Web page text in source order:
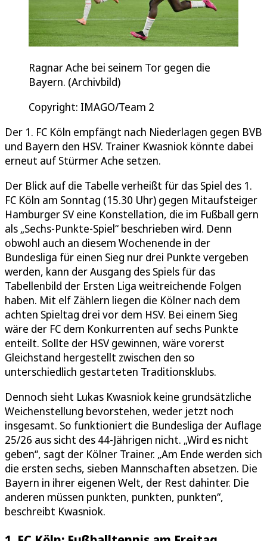
Ragnar Ache bei seinem Tor gegen die
Bayern. (Archivbild)
Copyright: IMAGO/Team 2
Der 1. FC Köln empfängt nach Niederlagen gegen BVB
und Bayern den HSV. Trainer Kwasniok könnte dabei
erneut auf Stürmer Ache setzen.
Der Blick auf die Tabelle verheißt für das Spiel des 1.
FC Köln am Sonntag (15.30 Uhr) gegen Mitaufsteiger
Hamburger SV eine Konstellation, die im Fußball gern
als „Sechs-Punkte-Spiel“ beschrieben wird. Denn
obwohl auch an diesem Wochenende in der
Bundesliga für einen Sieg nur drei Punkte vergeben
werden, kann der Ausgang des Spiels für das
Tabellenbild der Ersten Liga weitreichende Folgen
haben. Mit elf Zählern liegen die Kölner nach dem
achten Spieltag drei vor dem HSV. Bei einem Sieg
wäre der FC dem Konkurrenten auf sechs Punkte
enteilt. Sollte der HSV gewinnen, wäre vorerst
Gleichstand hergestellt zwischen den so
unterschiedlich gestarteten Traditionsklubs.
Dennoch sieht Lukas Kwasniok keine grundsätzliche
Weichenstellung bevorstehen, weder jetzt noch
insgesamt. So funktioniert die Bundesliga der Auflage
25/26 aus sicht des 44-Jährigen nicht. „Wird es nicht
geben“, sagt der Kölner Trainer. „Am Ende werden sich
die ersten sechs, sieben Mannschaften absetzen. Die
Bayern in ihrer eigenen Welt, der Rest dahinter. Die
anderen müssen punkten, punkten, punkten“,
beschreibt Kwasniok.